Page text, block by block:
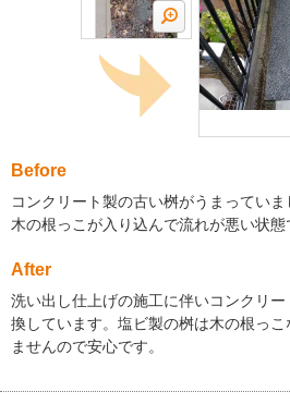
Before
コンクリート製の古い桝がうまってい
木の根っこが入り込んで流れが悪い状態
After
洗い出し仕上げの施工に伴いコンクリ
換しています。塩ビ製の桝は木の根っ
ませんので安心です。